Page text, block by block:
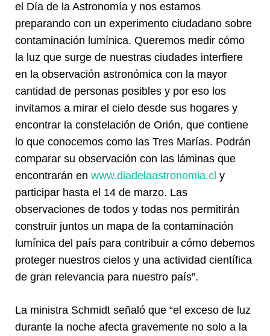
el Día de la Astronomía y nos estamos
preparando con un experimento ciudadano sobre
contaminación lumínica. Queremos medir cómo
la luz que surge de nuestras ciudades interfiere
en la observación astronómica con la mayor
cantidad de personas posibles y por eso los
invitamos a mirar el cielo desde sus hogares y
encontrar la constelación de Orión, que contiene
lo que conocemos como las Tres Marías. Podrán
comparar su observación con las láminas que
encontrarán en www.diadelaastronomia.cl y
participar hasta el 14 de marzo. Las
observaciones de todos y todas nos permitirán
construir juntos un mapa de la contaminación
lumínica del país para contribuir a cómo debemos
proteger nuestros cielos y una actividad científica
de gran relevancia para nuestro país”.
La ministra Schmidt señaló que “el exceso de luz
durante la noche afecta gravemente no solo a la